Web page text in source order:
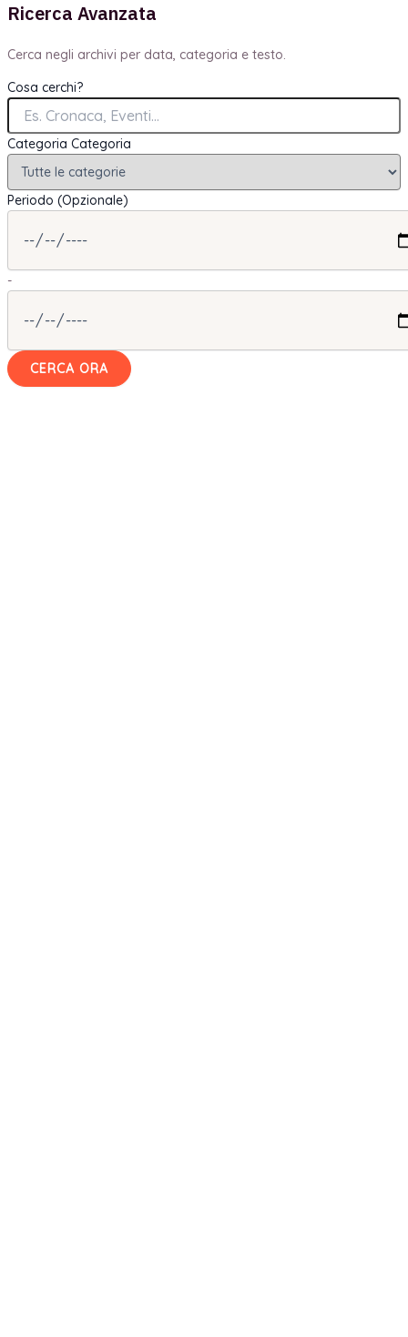
Ricerca Avanzata
Cerca negli archivi per data, categoria e testo.
Cosa cerchi?
Categoria Categoria
Periodo (Opzionale)
-
CERCA ORA